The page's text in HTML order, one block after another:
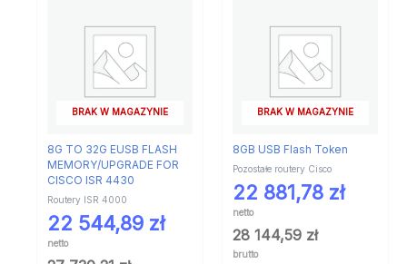
BRAK W MAGAZYNIE
8G TO 32G EUSB FLASH
MEMORY/UPGRADE FOR
CISCO ISR 4430
Routery ISR 4000
22 544,89 zł
netto
BRAK W MAGAZYNIE
8GB USB Flash Token
Pozostałe routery Cisco
22 881,78 zł
netto
28 144,59 zł
brutto